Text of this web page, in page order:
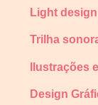
Light
Trilha
Ilustrações
Design